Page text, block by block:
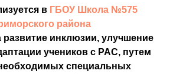
в ГБОУ Школа №575
района
развитие инклюзии, улучшение
учеников с РАС, путем
специальных